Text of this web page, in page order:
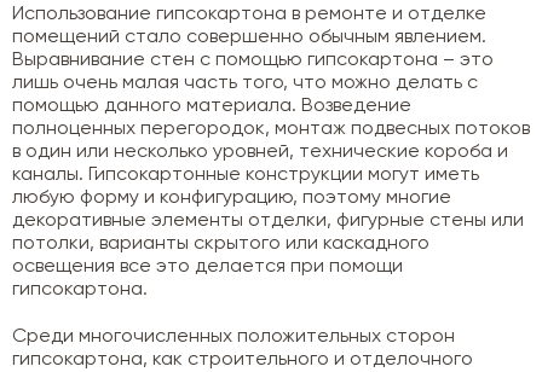
Использование гипсокартона в ремонте и отделке
помещений стало совершенно обычным явлением.
Выравнивание стен с помощью гипсокартона – это
лишь очень малая часть того, что можно делать с
помощью данного материала. Возведение
полноценных перегородок, монтаж подвесных потоков
в один или несколько уровней, технические короба и
каналы. Гипсокартонные конструкции могут иметь
любую форму и конфигурацию, поэтому многие
декоративные элементы отделки, фигурные стены или
потолки, варианты скрытого или каскадного
освещения все это делается при помощи
гипсокартона.
Среди многочисленных положительных сторон
гипсокартона, как строительного и отделочного